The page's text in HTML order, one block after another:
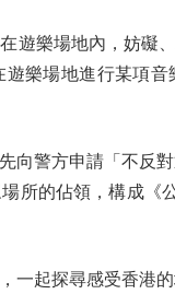
樂場地內，妨礙
樂場地進行某項
警方申請「不反
所的佔領，構成《
起探尋感受香港的